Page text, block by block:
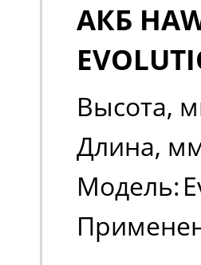
АКБ
Высота,
Длина,
Модель: